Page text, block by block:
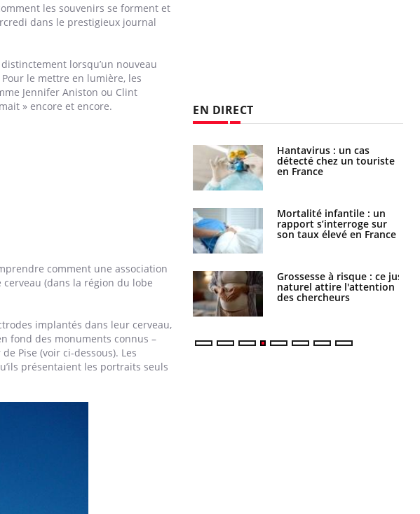
les souvenirs se forment et
dans le prestigieux journal
lorsqu’un nouveau
le mettre en lumière, les
Jennifer Aniston ou Clint
» encore et encore.
comment une association
(dans la région du lobe
implantés dans leur cerveau,
fond des monuments connus –
Pise (voir ci-dessous). Les
présentaient les portraits seuls
EN DIRECT
Comment éviter une otite
pendant les vacances ?
Hantavirus : un cas
détecté chez un touriste
en France
Mortalité infantile : un
rapport s’interroge sur
son taux élevé en France
Grossesse à risque : ce jus
naturel attire l'attention
des chercheurs